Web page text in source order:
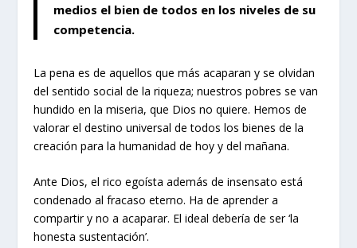
medios el bien de todos en los niveles de su
competencia.
La pena es de aquellos que más acaparan y se olvidan
del sentido social de la riqueza; nuestros pobres se van
hundido en la miseria, que Dios no quiere. Hemos de
valorar el destino universal de todos los bienes de la
creación para la humanidad de hoy y del mañana.
Ante Dios, el rico egoísta además de insensato está
condenado al fracaso eterno. Ha de aprender a
compartir y no a acaparar. El ideal debería de ser ‘la
honesta sustentación’.